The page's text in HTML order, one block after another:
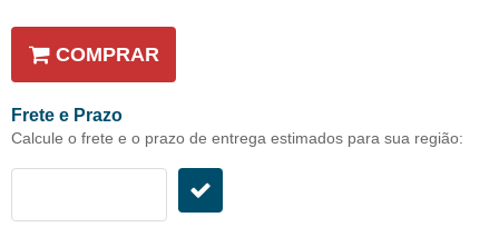
COMPRAR
Frete e Prazo
Calcule o frete e o prazo de entrega estimados para sua região: